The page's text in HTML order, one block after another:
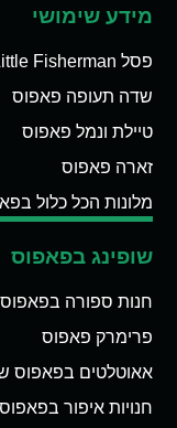
מידע שימושי
פסל The Little Fisherman ("הדייג הקטן") בטיילת פאפוס
שדה תעופה פאפוס
טיילת ונמל פאפוס
זארה פאפוס
מלונות הכל כלול
שופינג בפאפוס
חנות ספורה בפאפוס
פרימרק פאפוס
אאוטלטים בפאפוס
חנויות איפור